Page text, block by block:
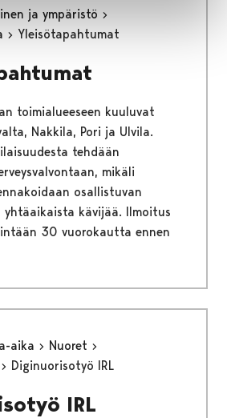
ja ympäristö
Yleisötapahtumat
toimialueeseen kuuluvat
Nakkila, Pori ja Ulvila.
tehdään
mikäli
osallistuvan
kävijää. Ilmoitus
30 vuorokautta ennen
aika
Nuoret
Diginuorisotyö IRL
IRL